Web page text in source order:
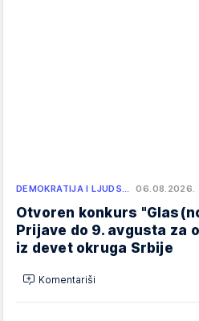
DEMOKRATIJA I LJUDS… 06.08.2026.
Otvoren konkurs
Prijave do 9. avgusta za
iz devet okruga Srbije
Komentariši